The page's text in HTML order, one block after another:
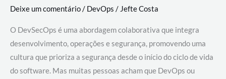
Deixe um comentário/ DevOps /Jefte Costa
O DevSecOps é uma abordagem colaborativa que integra
desenvolvimento, operações e segurança, promovendo uma
cultura que prioriza a segurança desde o início do ciclo de vida
do software. Mas muitas pessoas acham que DevOps ou